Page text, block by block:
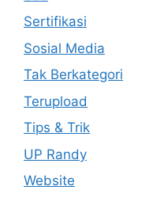
Sertifikasi
Sosial Media
Tak Berkategori
Terupload
Tips & Trik
UP Randy
Website